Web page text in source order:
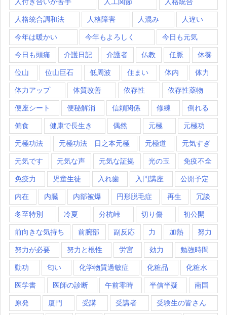
人格統合調和法 人格障害 人混み 人違い
今年は暖かい 今年もよろしく 今日も元気
今日も頭痛 介護日記 介護者 仏教 任脈 休養
位山 位山巨石 低周波 住まい 体内 体力
体力アップ 体質改善 依存性 依存性薬物
便座シート 便秘解消 信頼関係 修練 倒れる
偏食 健康で長生き 偶然 元極 元極功
元極功法 元極功法 日之本元極 元極道 元気すぎ
元気です 元気な声 元気な証拠 光の玉 免疫不全
免疫力 児童生徒 入れ歯 入門講座 公開予定
内在 内臓 内部被爆 円形脱毛症 再生 冗談
冬至特別 冷夏 分杭峠 切り傷 初公開
前向きな気持ち 前腕部 副反応 力 加熱 努力
努力が必要 努力と根性 労宮 効力 勉強時間
動功 匂い 化学物質過敏症 化粧品 化粧水
医学書 医師の診断 午前零時 半信半疑 南国
原発 厦門 受講 受講者 受験生の皆さん